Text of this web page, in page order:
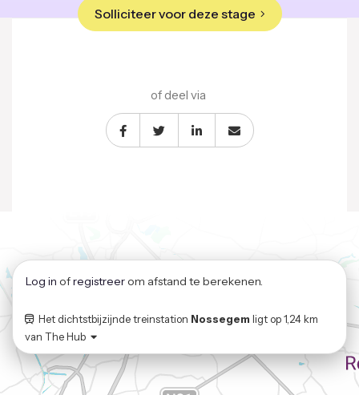
of deel via
Log in ofregistreerom afstand te berekenen.
Het dichtstbijzijnde treinstation Nossegem ligt op1,24 km
van The Hub